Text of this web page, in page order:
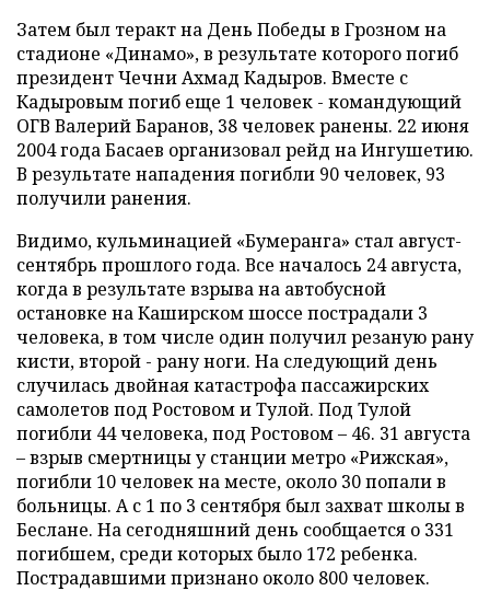
Затем был теракт на День Победы в Грозном на
стадионе «Динамо», в результате которого погиб
президент Чечни Ахмад Кадыров. Вместе с
Кадыровым погиб еще 1 человек - командующий
ОГВ Валерий Баранов, 38 человек ранены. 22 июня
2004 года Басаев организовал рейд на Ингушетию.
В результате нападения погибли 90 человек, 93
получили ранения.
Видимо, кульминацией «Бумеранга» стал август-
сентябрь прошлого года. Все началось 24 августа,
когда в результате взрыва на автобусной
остановке на Каширском шоссе пострадали 3
человека, в том числе один получил резаную рану
кисти, второй - рану ноги. На следующий день
случилась двойная катастрофа пассажирских
самолетов под Ростовом и Тулой. Под Тулой
погибли 44 человека, под Ростовом – 46. 31 августа
– взрыв смертницы у станции метро «Рижская»,
погибли 10 человек на месте, около 30 попали в
больницы. А с 1 по 3 сентября был захват школы в
Беслане. На сегодняшний день сообщается о 331
погибшем, среди которых было 172 ребенка.
Пострадавшими признано около 800 человек.